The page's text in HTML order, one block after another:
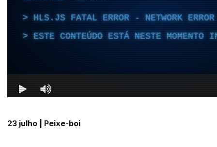
23 julho | Peixe-boi